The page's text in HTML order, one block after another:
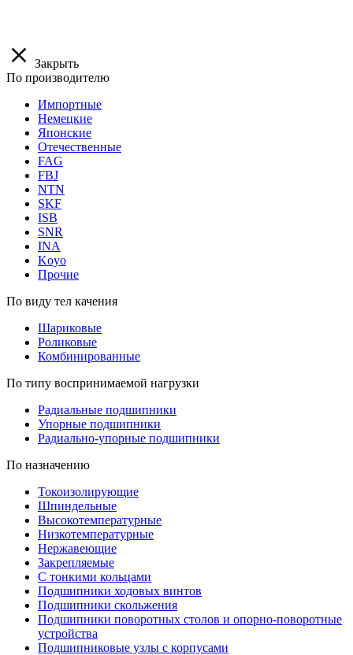
Закрыть
По производителю
Импортные
Немецкие
Японские
Отечественные
FAG
FBJ
NTN
SKF
ISB
SNR
INA
Koyo
Прочие
По виду тел качения
Шариковые
Роликовые
Комбинированные
По типу воспринимаемой нагрузки
Радиальные подшипники
Упорные подшипники
Радиально-упорные подшипники
По назначению
Токоизолирующие
Шпиндельные
Высокотемпературные
Низкотемпературные
Нержавеющие
Закрепляемые
С тонкими кольцами
Подшипники ходовых винтов
Подшипники скольжения
Подшипники поворотных столов и опорно-поворотные
устройства
Подшипниковые узлы с корпусами